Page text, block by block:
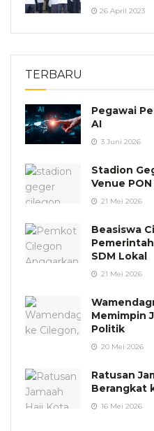
26 April 2023
TERBARU
Pegawai
AI
3 Juni 2026
Stadion
Venue
21 Mei 2026
Beasiswa
SDM Lokal
21 Mei 2026
Memimpin
Politik
20 Mei 2026
Ratusan
Berangkat
16 Mei 2026